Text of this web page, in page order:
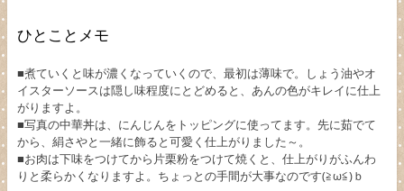
ひとことメモ
■煮ていくと味が濃くなっていくので、最初は薄味で。しょう油やオ
イスターソースは隠し味程度にとどめると、あんの色がキレイに仕上
がりますよ。
■写真の中華丼は、にんじんをトッピングに使ってます。先に茹でて
から、絹さやと一緒に飾ると可愛く仕上がりました～。
■お肉は下味をつけてから片栗粉をつけて焼くと、仕上がりがふんわ
りと柔らかくなりますよ。ちょっとの手間が大事なのです(≧ω≦)ｂ